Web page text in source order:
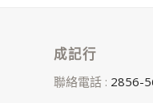
成記行
聯絡電話 : 2856-